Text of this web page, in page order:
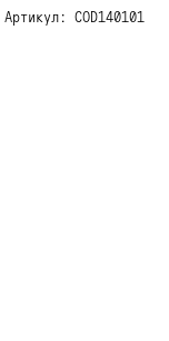
Артикул: COD140101